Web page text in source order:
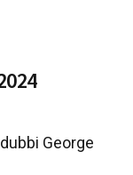
George